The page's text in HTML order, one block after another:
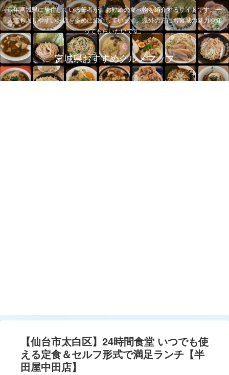
長年宮城県に居住している筆者が、お勧めの食べ物を紹介するサイトです。一
人でも入りやすいお店を多めに紹介しています。県外の方にも宮城の魅力を知
ってもらいたいです。
宮城県おすすめグルメマップ
【仙台市太白区】24時間食堂 いつでも使
える定食＆セルフ形式で満足ランチ【半
田屋中田店】